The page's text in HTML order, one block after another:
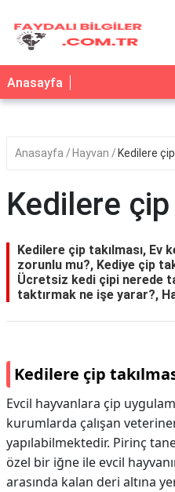
Anasayfa
Anasayfa Hayvan Kedilere
Kedilere çip
Kedilere çip takılması, Ev
zorunlu mu?, Kediye çip
Ücretsiz kedi çipi nerede
taktırmak ne işe yarar?,
Kedilere çip
Evcil hayvanlara çip
kurumlarda çalışan
yapılabilmektedir. Pirinç
özel bir iğne ile evcil
arasında kalan deri altına